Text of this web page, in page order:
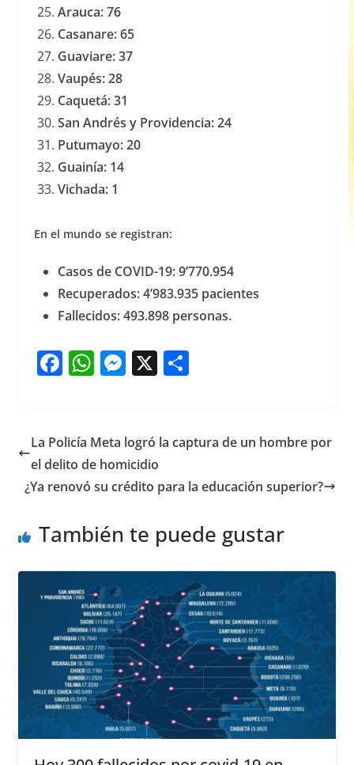
Arauca: 76
Casanare: 65
Guaviare: 37
Vaupés: 28
Caquetá: 31
San Andrés y Providencia: 24
Putumayo: 20
Guainía: 14
Vichada: 1
En el mundo se registran:
Casos de COVID-19: 9’770.954
Recuperados: 4’983.935 pacientes
Fallecidos: 493.898 personas.
F
e
b
o
k
W
s
A
p
M
e
n
g
X S
e
La Policía Meta logró la captura de un hombre por
el delito de homicidio
¿Ya renovó su crédito para la educación superior?
También te puede gustar